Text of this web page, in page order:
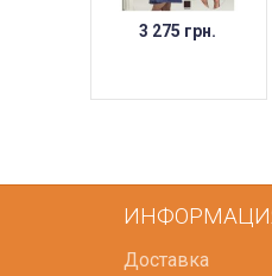
3 275 грн.
Доставка